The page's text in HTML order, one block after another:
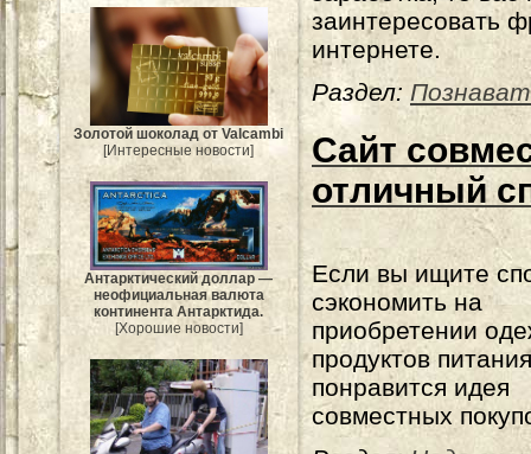
Золотой шоколад от Valcambi
[Интересные новости]
Антарктический доллар —
неофициальная валюта
континента Антарктида.
[Хорошие новости]
заинтересовать
интернете.
Раздел:
Сайт
отличный
Если вы ищите
сэкономить на
приобретении
продуктов
понравится идея
совместных